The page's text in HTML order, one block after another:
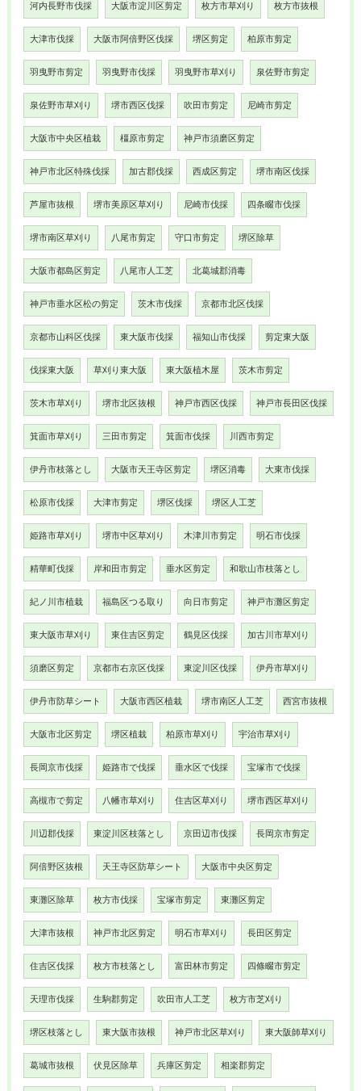
河内長野市伐採 大阪市淀川区剪定 枚方市草刈り 枚方市抜根
大津市伐採 大阪市阿倍野区伐採 堺区剪定 柏原市剪定
羽曳野市剪定 羽曳野市伐採 羽曳野市草刈り 泉佐野市剪定
泉佐野市草刈り 堺市西区伐採 吹田市剪定 尼崎市剪定
大阪市中央区植栽 橿原市剪定 神戸市須磨区剪定
神戸市北区特殊伐採 加古郡伐採 西成区剪定 堺市南区伐採
芦屋市抜根 堺市美原区草刈り 尼崎市伐採 四条畷市伐採
堺市南区草刈り 八尾市剪定 守口市剪定 堺区除草
大阪市都島区剪定 八尾市人工芝 北葛城郡消毒
神戸市垂水区松の剪定 茨木市伐採 京都市北区伐採
京都市山科区伐採 東大阪市伐採 福知山市伐採 剪定東大阪
伐採東大阪 草刈り東大阪 東大阪植木屋 茨木市剪定
茨木市草刈り 堺市北区抜根 神戸市西区伐採 神戸市長田区伐採
箕面市草刈り 三田市剪定 箕面市伐採 川西市剪定
伊丹市枝落とし 大阪市天王寺区剪定 堺区消毒 大東市伐採
松原市伐採 大津市剪定 堺区伐採 堺区人工芝
姫路市草刈り 堺市中区草刈り 木津川市剪定 明石市伐採
精華町伐採 岸和田市剪定 垂水区剪定 和歌山市枝落とし
紀ノ川市植栽 福島区つる取り 向日市剪定 神戸市灘区剪定
東大阪市草刈り 東住吉区剪定 鶴見区伐採 加古川市草刈り
須磨区剪定 京都市右京区伐採 東淀川区伐採 伊丹市草刈り
伊丹市防草シート 大阪市西区植栽 堺市南区人工芝 西宮市抜根
大阪市北区剪定 堺区植栽 柏原市草刈り 宇治市草刈り
長岡京市伐採 姫路市で伐採 垂水区で伐採 宝塚市で伐採
高槻市で剪定 八幡市草刈り 住吉区草刈り 堺市西区草刈り
川辺郡伐採 東淀川区枝落とし 京田辺市伐採 長岡京市剪定
阿倍野区抜根 天王寺区防草シート 大阪市中央区剪定
東灘区除草 枚方市伐採 宝塚市剪定 東灘区剪定
大津市抜根 神戸市北区剪定 明石市草刈り 長田区剪定
住吉区伐採 枚方市枝落とし 富田林市剪定 四條畷市剪定
天理市伐採 生駒郡剪定 吹田市人工芝 枚方市芝刈り
堺区枝落とし 東大阪市抜根 神戸市北区草刈り 東大阪師草刈り
葛城市抜根 伏見区除草 兵庫区剪定 相楽郡剪定